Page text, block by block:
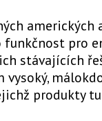
amerických
funkčnost pro
stávajících
vysoký,
produkty